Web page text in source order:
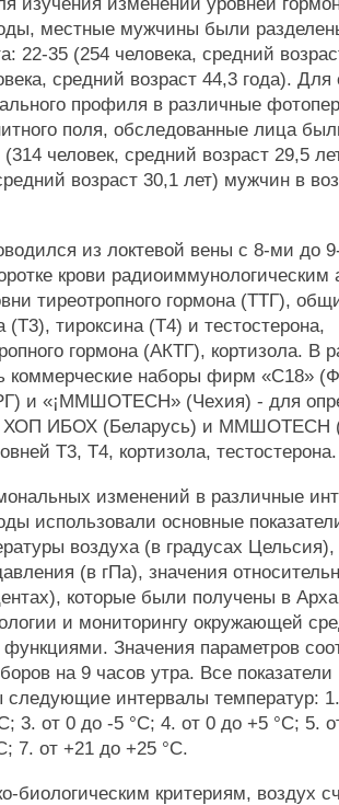
местные мужчины были
22-35 (254 человека, средний
средний возраст 44,3 года). Для
профиля в различные
поля, обследованные лица
человек, средний возраст 29,5
возраст 30,1 лет) мужчин в
из локтевой вены с 8-ми до
крови радиоиммунологическим
тиреотропного гормона (ТТГ),
(Т3), тироксина (Т4) и тестостерона,
гормона (АКТГ), кортизола. В
коммерческие наборы фирм «С18»
и «¡ММШОТЕСН» (Чехия) - для
ХОП ИБОХ (Беларусь) и ММШОТЕСН
Т3, Т4, кортизола, тестостерона.
изменений в различные
использовали основные
воздуха (в градусах Цельсия),
(в гПа), значения
которые были получены в
и мониторингу окружающей
Значения параметров
на 9 часов утра. Все
интервалы температур:
3. от 0 до -5 °С; 4. от 0 до +5 °С; 5.
7. от +21 до +25 °С.
биологическим критериям, воздух